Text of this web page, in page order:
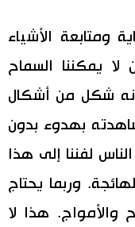
ومتابعة الأشياء
لا يمكننا السماح
شكل من أشكال
بهدوء بدون
لفننا إلى هذا
وربما يحتاج
والأمواج. هذا لا